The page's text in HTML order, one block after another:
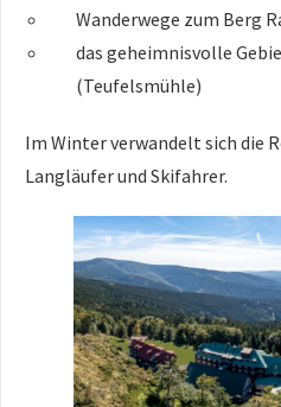
Wanderwege zum Berg
das geheimnisvolle
(Teufelsmühle)
Im Winter verwandelt sich die
Langläufer und Skifahrer.